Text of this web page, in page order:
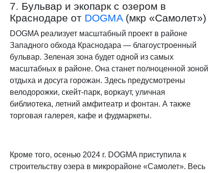
7. Бульвар и экопарк с озером в
Краснодаре от DOGMA(мкр «Самолет»)
DOGMA реализует масштабный проект в районе
Западного обхода Краснодара — благоустроенный
бульвар. Зеленая зона будет одной из самых
масштабных в районе. Она станет полноценной зоной
отдыха и досуга горожан. Здесь предусмотрены
велодорожки, скейт-парк, воркаут, уличная
библиотека, летний амфитеатр и фонтан. А также
торговая галерея, кафе и фудмаркеты.
Кроме того, осенью 2024 г. DOGMA приступила к
строительству озера в микрорайоне «Самолет». Весь